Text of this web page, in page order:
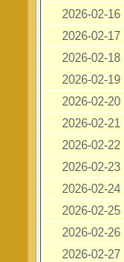
2026-02-16
2026-02-17
2026-02-18
2026-02-19
2026-02-20
2026-02-21
2026-02-22
2026-02-23
2026-02-24
2026-02-25
2026-02-26
2026-02-27